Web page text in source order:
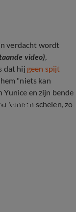
verdacht wordt
video),
dat hij geen spijt
"niets kan
Yunice en zijn bende
kunnen schelen, zo